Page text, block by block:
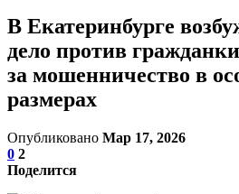
В Екатеринбурге
дело против
за мошенничество в
размерах
Опубликовано Мар 17, 2026
0 2
Поделится